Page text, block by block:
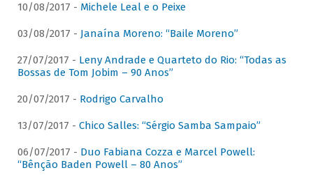
10/08/2017 - Michele Leal e o Peixe
03/08/2017 - Janaína Moreno: “Baile Moreno”
27/07/2017 - Leny Andrade e Quarteto do Rio: “Todas as
Bossas de Tom Jobim – 90 Anos”
20/07/2017 - Rodrigo Carvalho
13/07/2017 - Chico Salles: “Sérgio Samba Sampaio”
06/07/2017 - Duo Fabiana Cozza e Marcel Powell:
“Bênção Baden Powell – 80 Anos”